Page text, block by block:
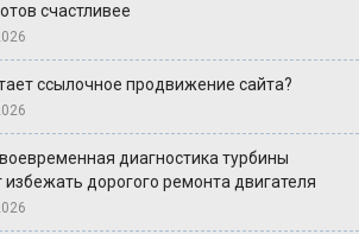
счастливее
ссылочное продвижение сайта?
диагностика турбины
избежать дорогого ремонта двигателя